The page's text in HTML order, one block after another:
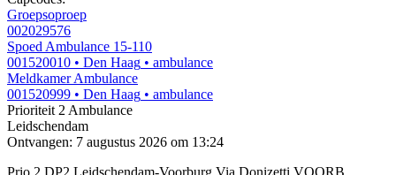
Groepsoproep
002029576
Spoed Ambulance 15-110
001520010 • Den Haag • ambulance
Meldkamer Ambulance
001520999 • Den Haag • ambulance
Prioriteit 2 Ambulance
Leidschendam
Ontvangen: 7 augustus 2026 om 13:24